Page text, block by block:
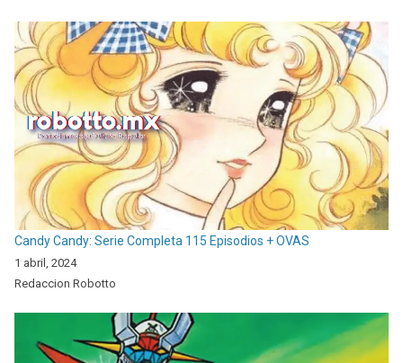
Candy Candy: Serie Completa 115 Episodios + OVAS
1 abril, 2024
Redaccion Robotto